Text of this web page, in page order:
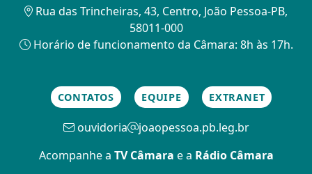
Rua das Trincheiras, 43, Centro, João Pessoa-PB,
58011-000
Horário de funcionamento da Câmara: 8h às 17h.
CONTATOS EQUIPE EXTRANET
ouvidoria
joaopessoa.pb.leg.br
Acompanhe a TV Câmara e a Rádio Câmara